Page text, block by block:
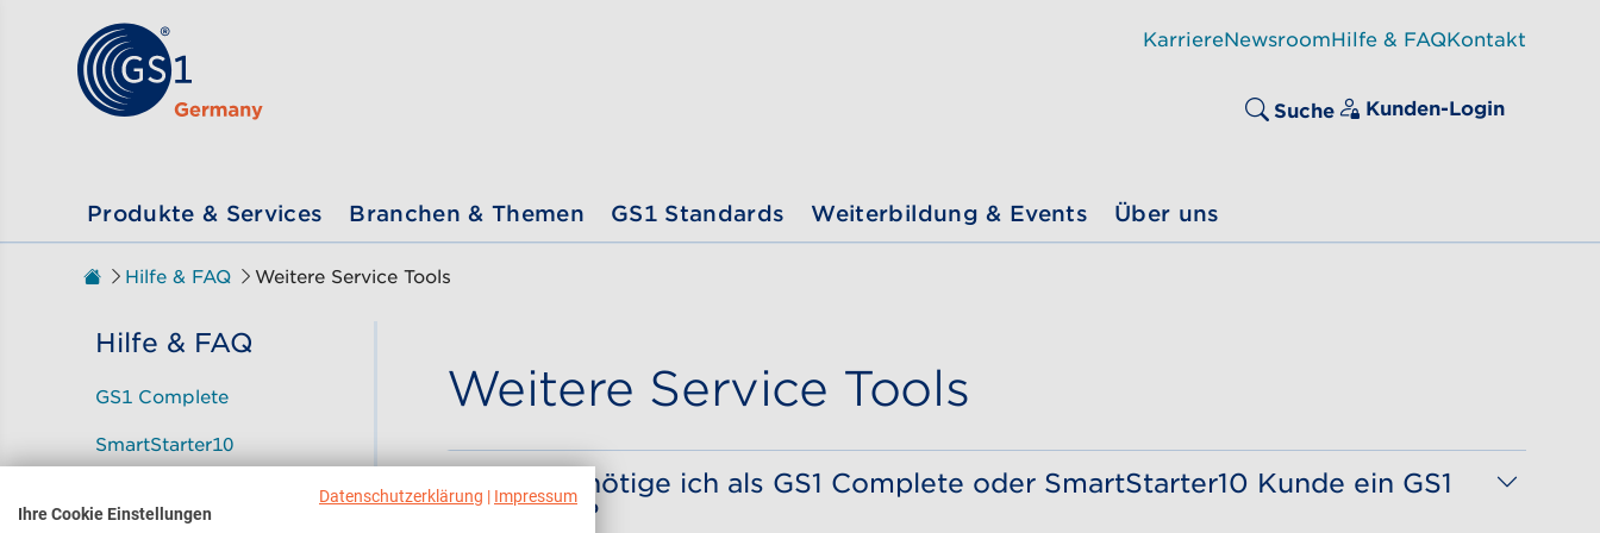
Zum Inhalt gehen
KarriereNewsroomHilfe & FAQKontakt
Suche Kunden-Login
Produkte & Services Branchen & Themen GS1 Standards Weiterbildung & Events Über uns
Sie sind hier:
Zur Startseite
Hilfe & FAQ Weitere Service Tools
Hilfe & FAQ
GS1 Complete
SmartStarter10
Weitere Service Tools
Wozu benötige ich als GS1 Complete oder SmartStarter10 Kunde ein GS1
Zertifikat?
Datenschutzerklärung | Impressum
Ihre Cookie Einstellungen